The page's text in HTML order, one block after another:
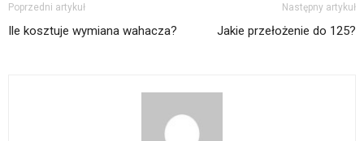
Poprzedni artykuł
Ile kosztuje wymiana wahacza?
Następny artykuł
Jakie przełożenie do 125?